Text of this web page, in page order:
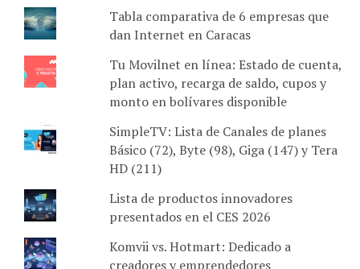
Tabla comparativa de 6 empresas que
dan Internet en Caracas
Tu Movilnet en línea: Estado de cuenta,
plan activo, recarga de saldo, cupos y
monto en bolívares disponible
SimpleTV: Lista de Canales de planes
Básico (72), Byte (98), Giga (147) y Tera
HD (211)
Lista de productos innovadores
presentados en el CES 2026
Komvii vs. Hotmart: Dedicado a
creadores y emprendedores